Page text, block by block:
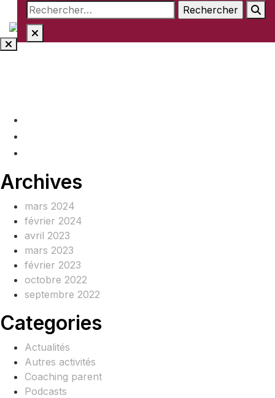
Aller
au
contenu
Rechercher :
Archives
mars 2024
février 2024
avril 2023
mars 2023
février 2023
octobre 2022
septembre 2022
Categories
Actualités
Autres activités
Coaching parent
Podcasts